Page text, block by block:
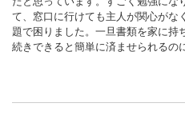
て、窓口に行けても主人が関心がな
題で困りました。一旦書類を家に持
続きできると簡単に済ませられるの